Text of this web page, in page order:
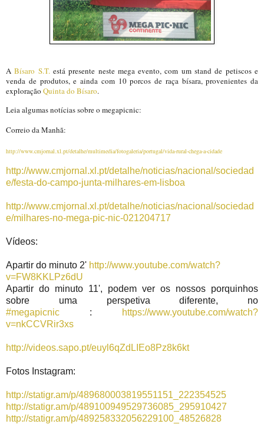
ABísaro S.T. está presente neste mega evento, com um stand de petiscos e
venda de produtos, e ainda com 10 porcos de raça bísara, provenientes da
exploração Quinta do Bísaro.
Leia algumas notícias sobre o megapicnic:
Correio da Manhã:
http://www.cmjornal.xl.pt/detalhe/multimedia/fotogaleria/portugal/vida-rural-chega-a-cidade
http://www.cmjornal.xl.pt/detalhe/noticias/nacional/sociedad
e/festa-do-campo-junta-milhares-em-lisboa
http://www.cmjornal.xl.pt/detalhe/noticias/nacional/sociedad
e/milhares-no-mega-pic-nic-021204717
Vídeos:
Apartir do minuto 2' http://www.youtube.com/watch?
v=FW8KKLPz6dU
Apartir do minuto 11', podem ver os nossos porquinhos
sobre uma perspetiva diferente, no
#megapicnic :
https://www.youtube.com/watch?
v=nkCCVRir3xs
http://videos.sapo.pt/euyl6qZdLIEo8Pz8k6kt
Fotos Instagram:
http://statigr.am/p/489680003819551151_222354525
http://statigr.am/p/489100949529736085_295910427
http://statigr.am/p/489258332056229100_48526828